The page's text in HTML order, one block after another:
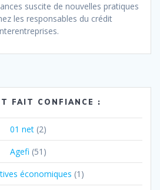
suscite de nouvelles pratiques
les responsables du crédit
FAIT CONFIANCE :
01 net (2)
Agefi (51)
économiques (1)